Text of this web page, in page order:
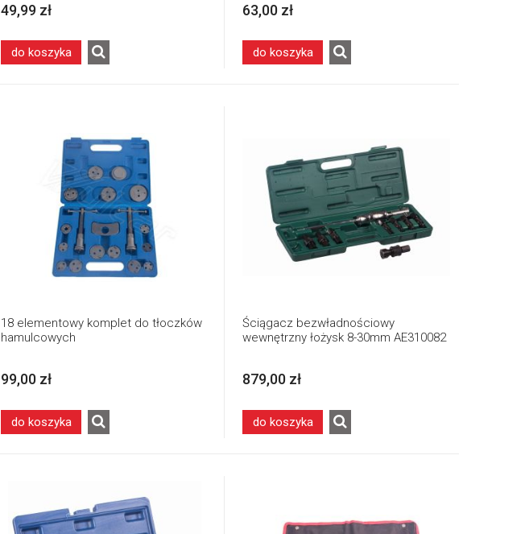
49,99 zł
do koszyka
63,00 zł
do koszyka
18 elementowy komplet do tłoczków
hamulcowych
99,00 zł
do koszyka
Ściągacz bezwładnościowy
wewnętrzny łożysk 8-30mm AE310082
879,00 zł
do koszyka